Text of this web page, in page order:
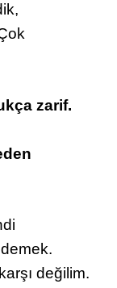
zarif.
değilim.